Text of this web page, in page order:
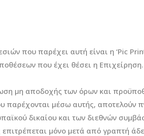
που παρέχει αυτή είναι η ‘Pic
που έχει θέσει η
μη αποδοχής των όρων και
μέσω αυτής, αποτελούν
δικαίου και των διεθνών
μόνο μετά από γραπτή